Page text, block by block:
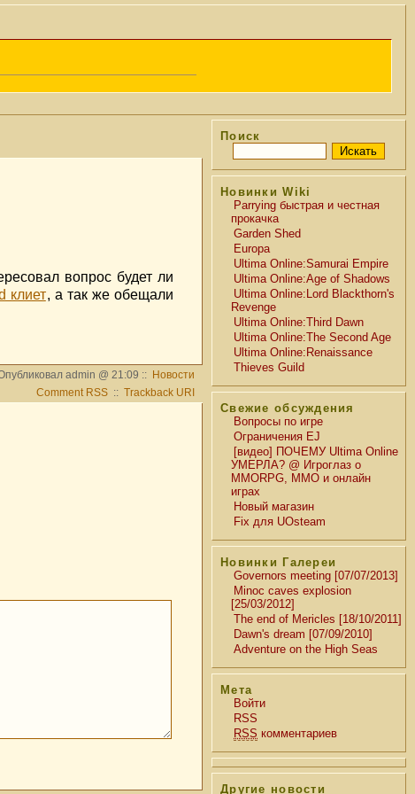
Поиск
Новинки Wiki
Parrying быстрая и честная
прокачка
Garden Shed
Europa
Ultima Online:Samurai Empire
Ultima Online:Age of Shadows
Ultima Online:Lord Blackthorn's
Revenge
Ultima Online:Third Dawn
Ultima Online:The Second Age
Ultima Online:Renaissance
Thieves Guild
Свежие обсуждения
Вопросы по игре
Ограничения EJ
[видео] ПОЧЕМУ Ultima Online
УМЕРЛА? @ Игроглаз о
MMORPG, MMO и онлайн
играх
Новый магазин
Fix для UOsteam
Новинки Галереи
Governors meeting [07/07/2013]
Minoc caves explosion
[25/03/2012]
The end of Mericles [18/10/2011]
Dawn's dream [07/09/2010]
Adventure on the High Seas
Мета
Войти
RSS
RSS комментариев
Другие новости
вопрос будет ли
клиет, а так же обещали
admin @ 21:09 :: Новости
Comment RSS :: Trackback URI